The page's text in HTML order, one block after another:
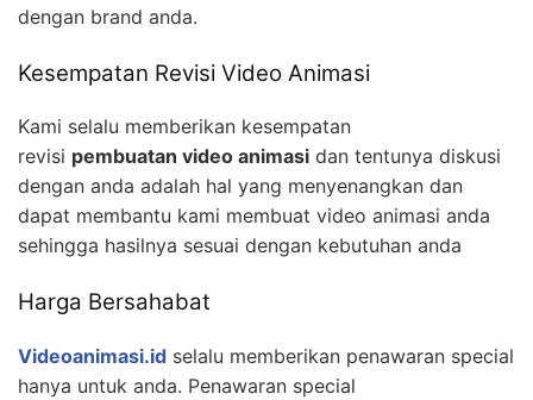
dengan brand anda.
Kesempatan Revisi Video Animasi
Kami selalu memberikan kesempatan
revisi pembuatan video animasi dan tentunya diskusi
dengan anda adalah hal yang menyenangkan dan
dapat membantu kami membuat video animasi anda
sehingga hasilnya sesuai dengan kebutuhan anda
Harga Bersahabat
Videoanimasi.id selalu memberikan penawaran special
hanya untuk anda. Penawaran special